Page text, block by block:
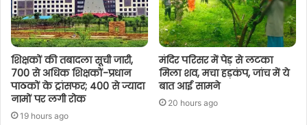
शिक्षकों की तबादला सूची जारी,
700 से अधिक शिक्षकों-प्रधान
पाठकों के ट्रांसफर; 400 से ज्यादा
नामों पर लगी रोक
19 hours ago
मंदिर परिसर में पेड़ से लटका
मिला शव, मचा हड़कंप, जांच में ये
बात आई सामने
20 hours ago